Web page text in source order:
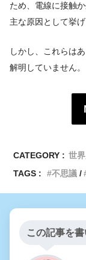
ため、電線に接触
主な原因として挙げ
しかし、これらは
解明していません。
CATEGORY : 世
TAGS :
不思議
この記事を書